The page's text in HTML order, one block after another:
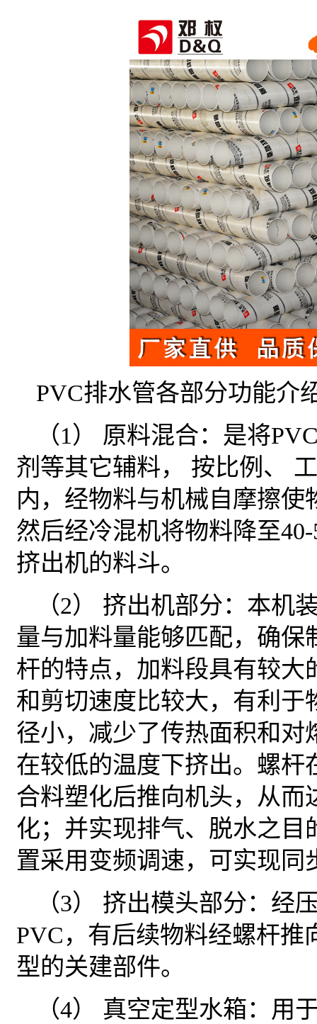
PVC排水管各部分功能介
（1） 原料混合：是将
剂等其它辅料， 按比例、
内，经物料与机械自摩擦
然后经冷混机将物料降至
挤出机的料斗。
（2） 挤出机部分：本机
量与加料量能够匹配，确
杆的特点，加料段具有较
和剪切速度比较大，有利
径小，减少了传热面积和
在较低的温度下挤出。螺杆
合料塑化后推向机头，从而
化；并实现排气、脱水之
置采用变频调速，可实现同
（3） 挤出模头部分：经
PVC，有后续物料经螺杆
型的关建部件。
（4） 真空定型水箱：用